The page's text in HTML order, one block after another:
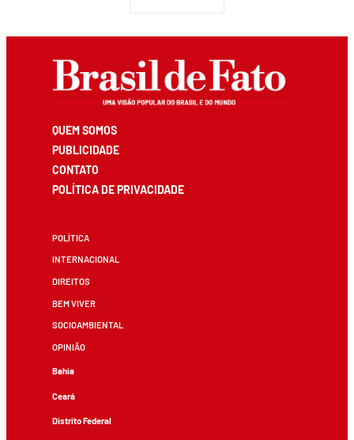
QUEM SOMOS
PUBLICIDADE
CONTATO
POLÍTICA DE PRIVACIDADE
POLÍTICA
INTERNACIONAL
DIREITOS
BEM VIVER
SOCIOAMBIENTAL
OPINIÃO
Bahia
Ceará
Distrito Federal